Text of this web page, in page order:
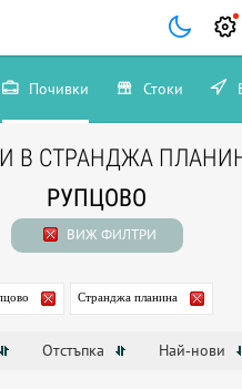
Почивки Стоки
В СТРАНДЖА
РУПЦОВО
ВИЖ ФИЛТРИ
Странджа планина
Отстъпка Най-нови